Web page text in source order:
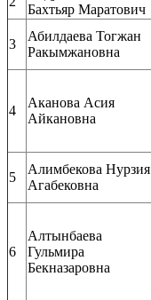
Бахтьяр Маратович
3
Абилдаева Тогжан
Ракымжановна
4
Аканова Асия
Айкановна
5
Алимбекова Нурзия
Агабековна
6
Алтынбаева
Гульмира
Бекназаровна